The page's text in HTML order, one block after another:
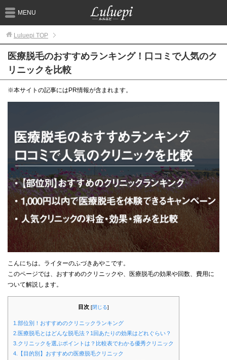
MENU
Luluepi TOP
医療脱毛のおすすめランキング！口コミで人気のク
リニックを比較
※本サイトの記事にはPR情報が含まれます。
こんにちは。ライターのふづきあやこです。
このページでは、おすすめのクリニックや、医療脱毛の効果や回数、費用に
ついて解説します。
目次 [閉じる]
1.部位別！おすすめのクリニックランキング
2.医療脱毛とはどんな脱毛法？1回あたりの効果はどれぐらい？
3.クリニックを選ぶポイントは？比較表でわかる優秀クリニック
4.【目的別】おすすめの医療脱毛クリニック